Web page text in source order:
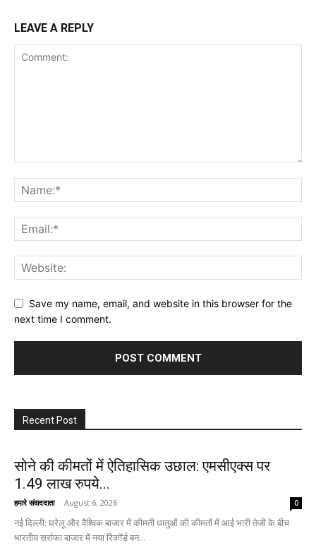
LEAVE A REPLY
Save my name, email, and website in this browser for the
next time I comment.
Recent Post
सोने की कीमतों में ऐतिहासिक उछाल: एमसीएक्स पर
1.49 लाख रुपये...
हमारे संवाददाता - August 6, 2026 0
नई दिल्ली: घरेलू और वैश्विक बाजार में कीमती धातुओं की कीमतों में आई भारी तेजी के बीच
भारतीय सर्राफा बाजार में नया रिकॉर्ड बन...